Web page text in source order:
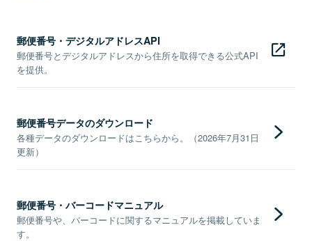
郵便番号・デジタルアドレスAPI
郵便番号とデジタルアドレスから住所を取得できる公式API
を提供。
郵便番号データのダウンロード
各種データのダウンロードはこちらから。（2026年7月31日
更新）
郵便番号・バーコードマニュアル
郵便番号や、バーコードに関するマニュアルを掲載していま
す。